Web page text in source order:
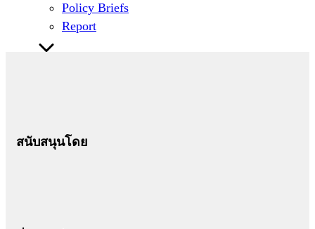
Policy Briefs
Report
สนับสนุนโดย